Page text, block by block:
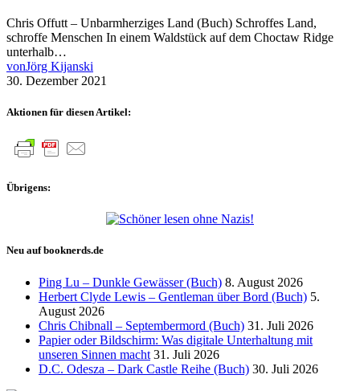
Chris Offutt – Unbarmherziges Land (Buch) Schroffes Land,
schroffe Menschen In einem Waldstück auf dem Choctaw Ridge
unterhalb…
vonJörg Kijanski
30. Dezember 2021
Aktionen für diesen Artikel:
Übrigens:
Neu auf booknerds.de
Ping Lu – Dunkle Gewässer (Buch) 8. August 2026
Herbert Clyde Lewis – Gentleman über Bord (Buch) 5.
August 2026
Chris Chibnall – Septembermord (Buch) 31. Juli 2026
Papier oder Bildschirm: Was digitale Unterhaltung mit
unseren Sinnen macht 31. Juli 2026
D.C. Odesza – Dark Castle Reihe (Buch) 30. Juli 2026